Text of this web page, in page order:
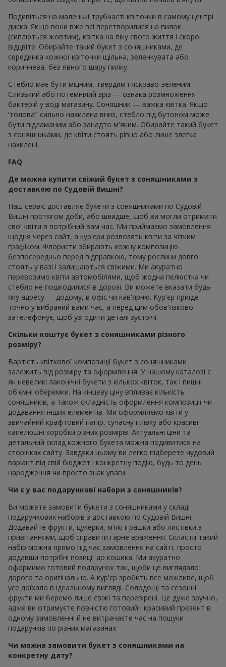
Подивіться на маленькі трубчасті квіточки в самому центрі
диска. Якщо вони вже всі перетворилися на пилок
(сиплються жовтим), квітка на піку свого життя і скоро
відцвіте. Обирайте такий букет з соняшниками, де
серединка кожної квіточки щільна, зеленкувата або
коричнева, без явного шару пилку.
Стебло має бути міцним, твердим і яскраво-зеленим.
Слизький або потемнілий зріз — ознака розмноження
бактерій у воді магазину. Соняшник — важка квітка. Якщо
“голова" сильно нахилена вниз, стебло під бутоном може
бути підламаним або занадто м'яким. Обирайте такий букет
з соняшниками, де квіти стоять рівно або лише злегка
нахилені.
FAQ
Де можна купити свіжий букет з соняшниками з
доставкою по Судовій Вишні?
Наш сервіс доставляє букети з соняшниками по Судовій
Вишні протягом доби, або швидше, щоб ви могли отримати
свої квіти в потрібний вам час. Ми приймаємо замовлення
щодня через сайт, а кур'єри розвозять квіти за чітким
графіком. Флористи збирають кожну композицію
безпосередньо перед відправкою, тому рослини довго
стоять у вазі і залишаються свіжими. Ми акуратно
перевозимо квіти автомобілями, щоб жодна пелюстка чи
стебло не пошкодилися в дорозі. Ви можете вказати будь-
яку адресу — додому, в офіс чи кав'ярню. Кур'єр приїде
точно у вибраний вами час, а перед цим обов'язково
зателефонує, щоб узгодити деталі зустрічі.
Скільки коштує букет з соняшниками різного
розміру?
Вартість квіткової композиції букет з соняшниками
залежить від розміру та оформлення. У нашому каталозі є
як невеликі лаконічні букети з кількох квіток, так і пишні
об'ємні оберемки. На кінцеву ціну впливає кількість
соняшників, а також складність оформлення композиції чи
додавання інших елементів. Ми оформляємо квіти у
звичайний крафтовий папір, сучасну плівку або красиві
капелюшні коробки різних розмірів. Актуальні ціни та
детальний склад кожного букета можна подивитися на
сторінках сайту. Завдяки цьому ви легко підберете чудовий
варіант під свій бюджет і конкретну подію, будь то день
народження чи просто знак уваги.
Чи є у вас подарункові набори з соняшників?
Ви можете замовити букети з соняшниками у складі
подарункових наборів з доставкою по Судовій Вишні.
Додавайте фрукти, цукерки, м’які іграшки або листівки з
привітаннями, щоб справити гарне враження. Скласти такий
набір можна прямо під час замовлення на сайті, просто
додавши потрібні позиції до кошика. Ми акуратно
оформимо готовий подарунок так, щоби це виглядало
дорого та оригінально. А кур'єр зробить все можливе, щоб
усе доїхало в ідеальному вигляді. Солодощі та сезонні
фрукти ми беремо лише свіжі та перевірені. Це дуже зручно,
адже ви отримуєте повністю готовий і красивий презент в
одному замовленні й не витрачаєте час на пошуки
подарунків по різних магазинах.
Чи можна замовити букет з соняшниками на
конкретну дату?